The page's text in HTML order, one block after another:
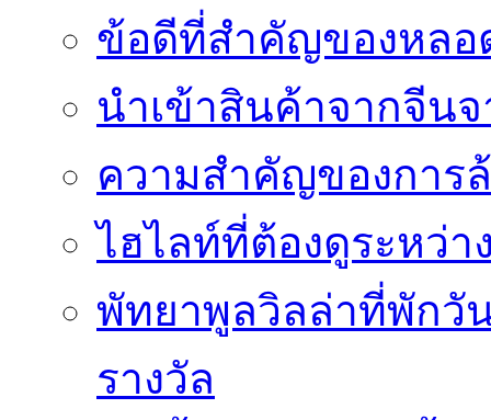
ข้อดีที่สำคัญของหลอ
นำเข้าสินค้าจากจีน
ความสำคัญของการ
ไฮไลท์ที่ต้องดูระหว่า
พัทยาพูลวิลล่าที่พักวั
รางวัล